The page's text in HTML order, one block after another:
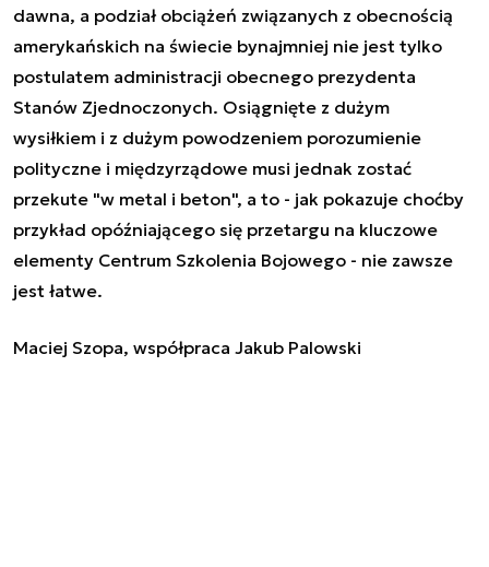
dawna, a podział obciążeń związanych z obecnością
amerykańskich na świecie bynajmniej nie jest tylko
postulatem administracji obecnego prezydenta
Stanów Zjednoczonych. Osiągnięte z dużym
wysiłkiem i z dużym powodzeniem porozumienie
polityczne i międzyrządowe musi jednak zostać
przekute "w metal i beton", a to - jak pokazuje choćby
przykład opóźniającego się przetargu na kluczowe
elementy Centrum Szkolenia Bojowego - nie zawsze
jest łatwe.
Maciej Szopa, współpraca Jakub Palowski